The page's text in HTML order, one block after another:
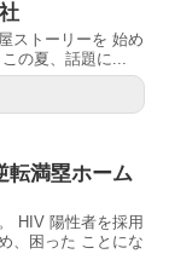
ストーリーを 始め
の夏、話題に...
転満塁ホーム
HIV 陽性者を採用
、困った ことにな